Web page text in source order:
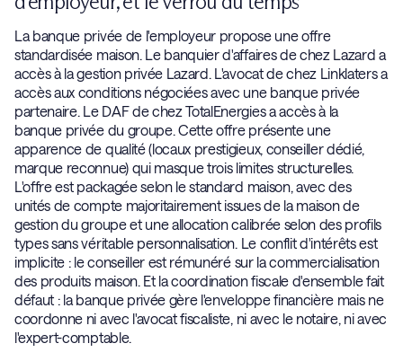
La banque privée de l'employeur propose une offre
standardisée maison. Le banquier d'affaires de chez Lazard a
accès à la gestion privée Lazard. L'avocat de chez Linklaters a
accès aux conditions négociées avec une banque privée
partenaire. Le DAF de chez TotalEnergies a accès à la
banque privée du groupe. Cette offre présente une
apparence de qualité (locaux prestigieux, conseiller dédié,
marque reconnue) qui masque trois limites structurelles.
L'offre est packagée selon le standard maison, avec des
unités de compte majoritairement issues de la maison de
gestion du groupe et une allocation calibrée selon des profils
types sans véritable personnalisation. Le conflit d'intérêts est
implicite : le conseiller est rémunéré sur la commercialisation
des produits maison. Et la coordination fiscale d'ensemble fait
défaut : la banque privée gère l'enveloppe financière mais ne
coordonne ni avec l'avocat fiscaliste, ni avec le notaire, ni avec
l'expert-comptable.